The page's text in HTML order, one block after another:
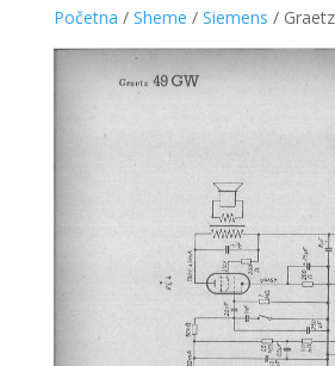
Početna / Sheme / Siemens /